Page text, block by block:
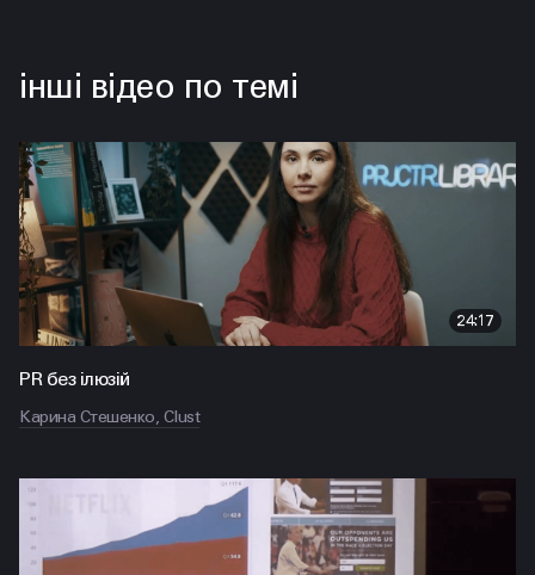
інші відео по темі
24:17
PR без ілюзій
Карина Стешенко, Clust